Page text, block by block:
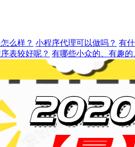
么样？ 小程序代理可以做吗？ 有
表较好呢？ 有哪些小众的、有趣